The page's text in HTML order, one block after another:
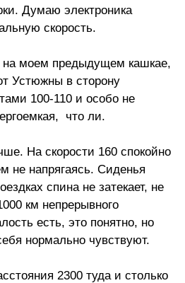
Думаю электроника
скорость.
моем предыдущем кашкае,
Устюжны в сторону
100-110 и особо не
что ли.
На скорости 160 спокойно
не напрягаясь. Сиденья
спина не затекает, не
км непрерывного
есть, это понятно, но
нормально чувствуют.
2300 туда и столько